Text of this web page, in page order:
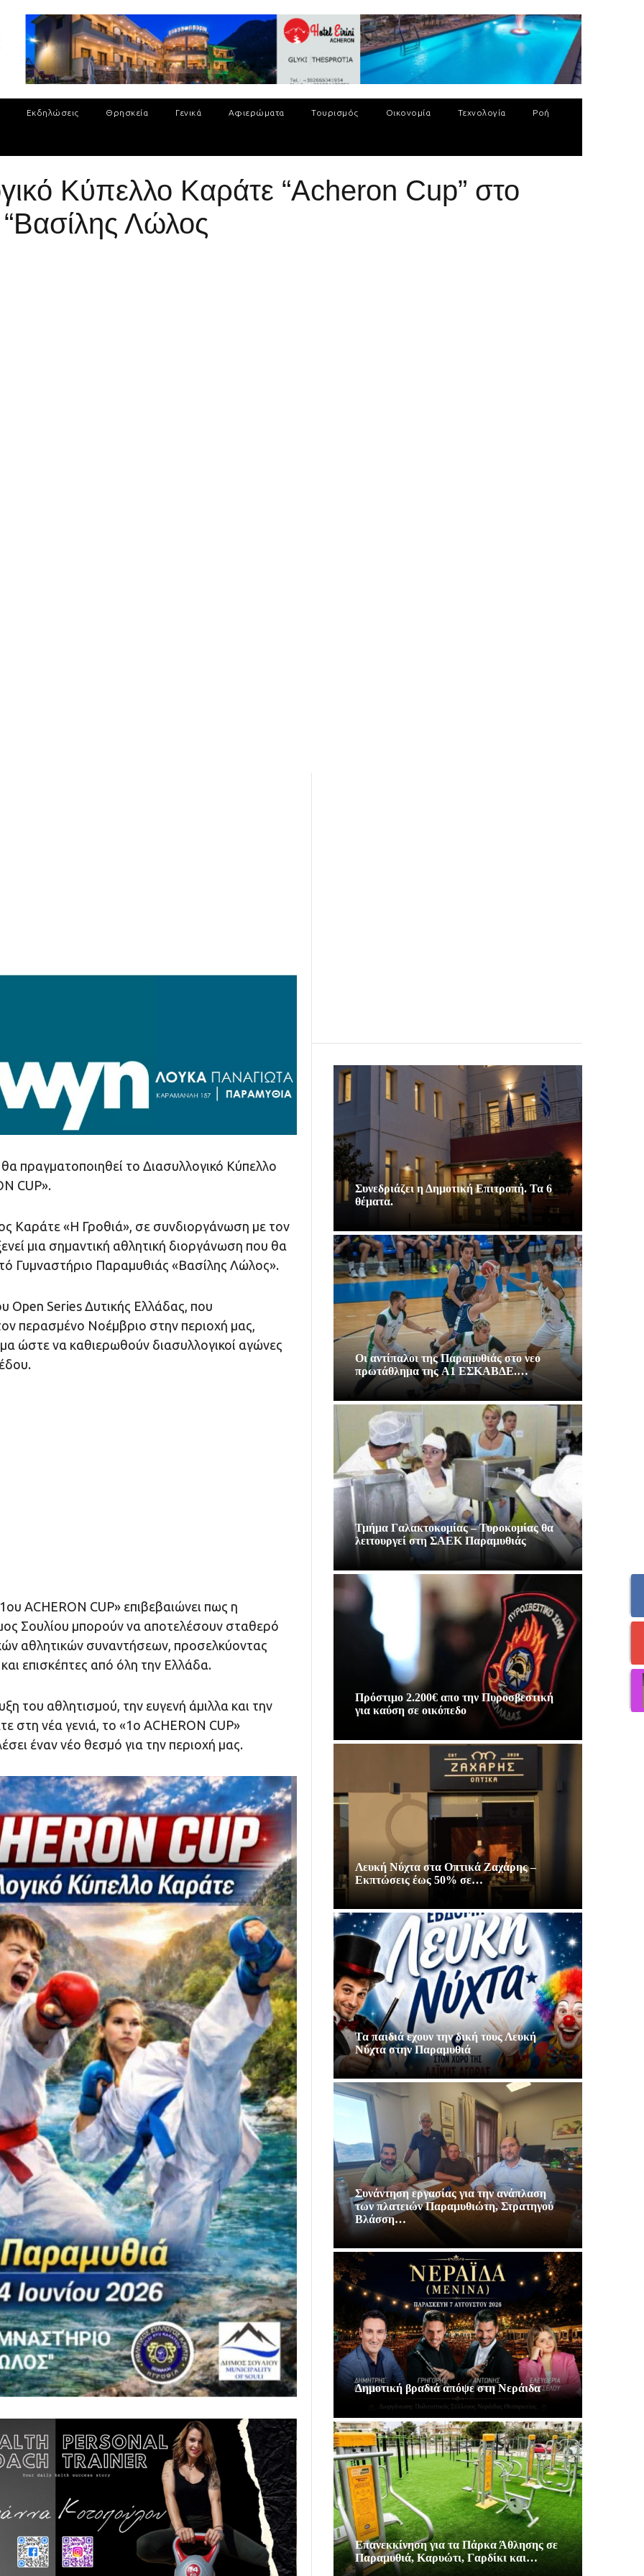
Εκδηλώσεις Θρησκεία Γενικά Αφιερώματα Τουρισμός Οικονομία Τεχνολογία Ροή
Κύπελλο Καράτε “Acheron Cup” στο
Λώλος
θα πραγματοποιηθεί το Διασυλλογικό Κύπελλο
CUP».
Καράτε «Η Γροθιά», σε συνδιοργάνωση με τον
μια σημαντική αθλητική διοργάνωση που θα
Γυμναστήριο Παραμυθιάς «Βασίλης Λώλος».
Open Series Δυτικής Ελλάδας, που
περασμένο Νοέμβριο στην περιοχή μας,
ώστε να καθιερωθούν διασυλλογικοί αγώνες
ACHERON CUP» επιβεβαιώνει πως η
Σουλίου μπορούν να αποτελέσουν σταθερό
αθλητικών συναντήσεων, προσελκύοντας
επισκέπτες από όλη την Ελλάδα.
του αθλητισμού, την ευγενή άμιλλα και την
στη νέα γενιά, το «1ο ACHERON CUP»
έναν νέο θεσμό για την περιοχή μας.
Συνεδριάζει η Δημοτική Επιτροπή. Τα 6
θέματα.
Οι αντίπαλοι της Παραμυθιάς στο νεο
πρωτάθλημα της A1 ΕΣΚΑΒΔΕ.…
Τμήμα Γαλακτοκομίας – Τυροκομίας θα
λειτουργεί στη ΣΑΕΚ Παραμυθιάς
Πρόστιμο 2.200€ απο την Πυροσβεστική
για καύση σε οικόπεδο
Λευκή Νύχτα στα Οπτικά Ζαχάρης –
Εκπτώσεις έως 50% σε…
Τα παιδιά εχουν την δική τους Λευκή
Νύχτα στην Παραμυθιά
Συνάντηση εργασίας για την ανάπλαση
των πλατειών Παραμυθιώτη, Στρατηγού
Βλάσση…
Δημοτική βραδιά απόψε στη Νεράιδα
Επανεκκίνηση για τα Πάρκα Άθλησης σε
Παραμυθιά, Καρυώτι, Γαρδίκι και…